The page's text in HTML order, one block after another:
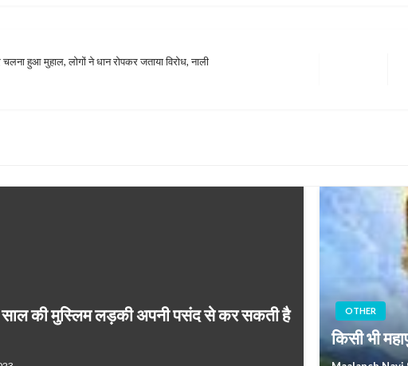
हुआ मुहाल, लोगों ने धान रोपकर जताया विरोध, नाली
साल की मुस्लिम लड़की अपनी पसंद से कर सकती है
OTHER
किसी भी